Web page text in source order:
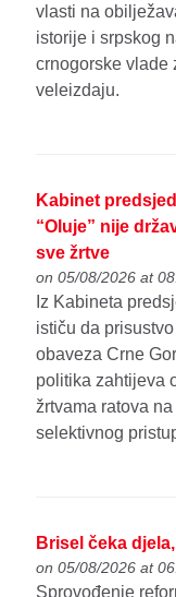
vlasti na
istorije i srpskog
crnogorske vlade
veleizdaju.
Kabinet
“Oluje” nije
sve žrtve
on 05/08/2026 at
Iz Kabineta
ističu da
obaveza Crne
politika zahtijeva
žrtvama ratova
selektivnog
Brisel čeka
on 05/08/2026 at
Sprovođenje